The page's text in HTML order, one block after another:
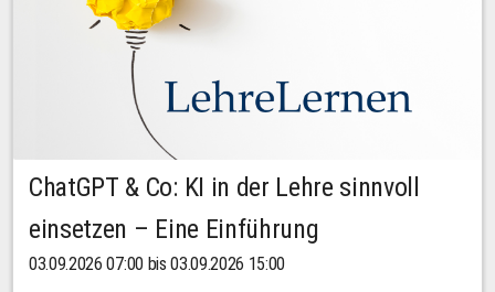
ChatGPT & Co: KI in der Lehre sinnvoll
einsetzen – Eine Einführung
03.09.2026 07:00 bis 03.09.2026 15:00